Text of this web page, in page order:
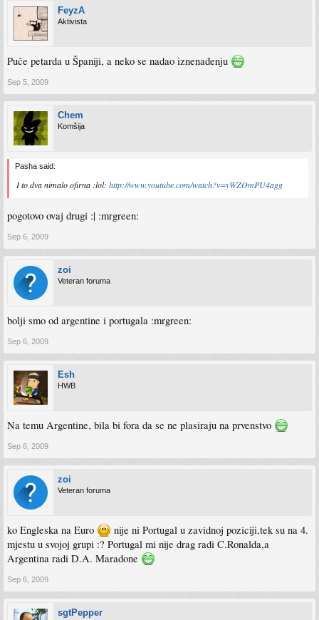
FeyzA
Aktivista
Puče petarda u Španiji, a neko se nadao iznenađenju
Sep 5, 2009
Chem
Komšija
Pasha said:
I to dva nimalo ofirna :lol: http://www.youtube.com/watch?v=yWZOmPU4agg
pogotovo ovaj drugi :| :mrgreen:
Sep 6, 2009
zoi
Veteran foruma
bolji smo od argentine i portugala :mrgreen:
Sep 6, 2009
Esh
HWB
Na temu Argentine, bila bi fora da se ne plasiraju na prvenstvo
Sep 6, 2009
zoi
Veteran foruma
ko Engleska na Euro
nije ni Portugal u zavidnoj poziciji,tek su na 4.
mjestu u svojoj grupi :? Portugal mi nije drag radi C.Ronalda,a
Argentina radi D.A. Maradone
Sep 6, 2009
sgtPepper